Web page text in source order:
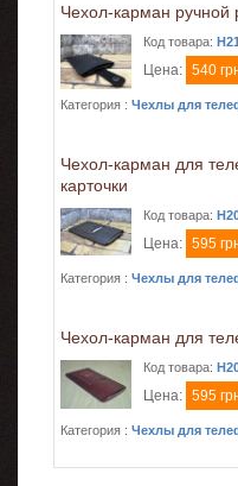
Чехол-карман ручной
Код товара:
Цена: 540
Категория : Чехлы для
Чехол-карман для
карточки
Код товара:
Цена: 595
Категория : Чехлы для
Чехол-карман для
Код товара:
Цена: 595
Категория : Чехлы для